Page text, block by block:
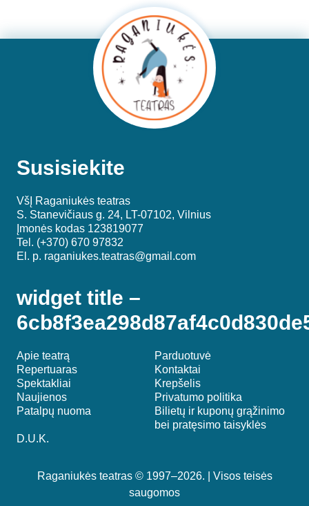
Susisiekite
VšĮ Raganiukės teatras
S. Stanevičiaus g. 24, LT-07102, Vilnius
Įmonės kodas 123819077
Tel. (+370) 670 97832
El. p. raganiukes.teatras@gmail.com
widget title –
Apie teatrą
Parduotuvė
Repertuaras
Kontaktai
Spektakliai
Krepšelis
Naujienos
Privatumo politika
Patalpų nuoma
Bilietų ir kuponų grąžinimo
bei pratęsimo taisyklės
D.U.K.
Raganiukės teatras © 1997–2026. | Visos teisės
saugomos